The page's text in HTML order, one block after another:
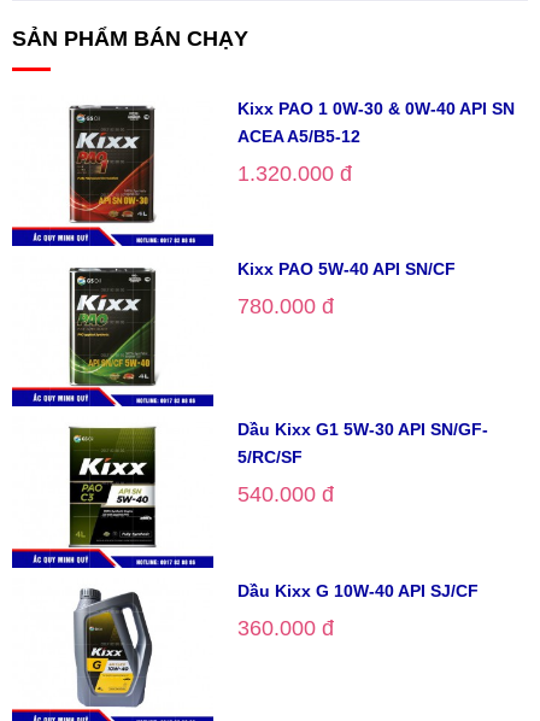
SẢN PHẨM BÁN CHẠY
Kixx PAO 1 0W-30 & 0W-40 API SN
ACEA A5/B5-12
1.320.000 đ
Kixx PAO 5W-40 API SN/CF
780.000 đ
Dầu Kixx G1 5W-30 API SN/GF-
5/RC/SF
540.000 đ
Dầu Kixx G 10W-40 API SJ/CF
360.000 đ